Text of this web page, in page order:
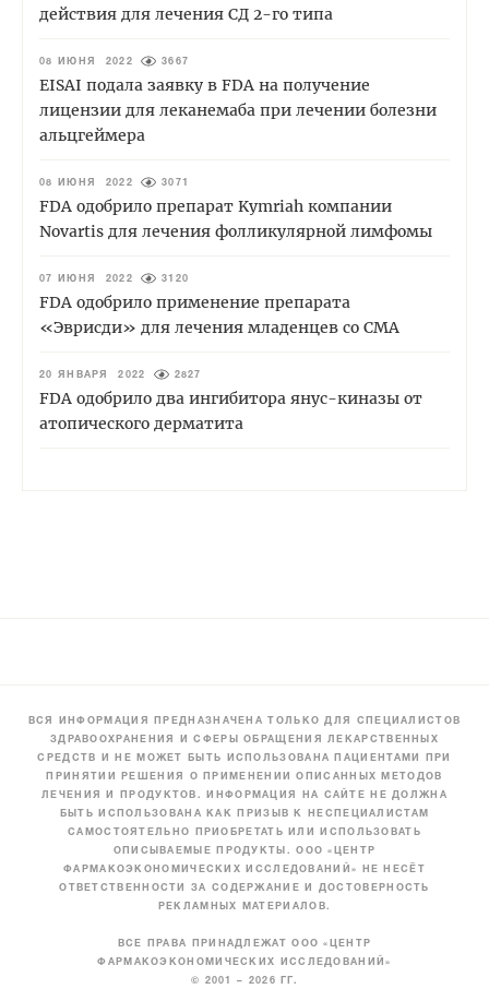
действия для лечения СД 2-го типа
08 ИЮНЯ 2022 3667
EISAI подала заявку в FDA на получение
лицензии для леканемаба при лечении болезни
альцгеймера
08 ИЮНЯ 2022 3071
FDA одобрило препарат Kymriah компании
Novartis для лечения фолликулярной лимфомы
07 ИЮНЯ 2022 3120
FDA одобрило применение препарата
«Эврисди» для лечения младенцев со СМА
20 ЯНВАРЯ 2022 2827
FDA одобрило два ингибитора янус-киназы от
атопического дерматита
ВСЯ ИНФОРМАЦИЯ ПРЕДНАЗНАЧЕНА ТОЛЬКО ДЛЯ СПЕЦИАЛИСТОВ
ЗДРАВООХРАНЕНИЯ И СФЕРЫ ОБРАЩЕНИЯ ЛЕКАРСТВЕННЫХ
СРЕДСТВ И НЕ МОЖЕТ БЫТЬ ИСПОЛЬЗОВАНА ПАЦИЕНТАМИ ПРИ
ПРИНЯТИИ РЕШЕНИЯ О ПРИМЕНЕНИИ ОПИСАННЫХ МЕТОДОВ
ЛЕЧЕНИЯ И ПРОДУКТОВ. ИНФОРМАЦИЯ НА САЙТЕ НЕ ДОЛЖНА
БЫТЬ ИСПОЛЬЗОВАНА КАК ПРИЗЫВ К НЕСПЕЦИАЛИСТАМ
САМОСТОЯТЕЛЬНО ПРИОБРЕТАТЬ ИЛИ ИСПОЛЬЗОВАТЬ
ОПИСЫВАЕМЫЕ ПРОДУКТЫ. ООО «ЦЕНТР
ФАРМАКОЭКОНОМИЧЕСКИХ ИССЛЕДОВАНИЙ» НЕ НЕСЁТ
ОТВЕТСТВЕННОСТИ ЗА СОДЕРЖАНИЕ И ДОСТОВЕРНОСТЬ
РЕКЛАМНЫХ МАТЕРИАЛОВ.
ВСЕ ПРАВА ПРИНАДЛЕЖАТ ООО «ЦЕНТР
ФАРМАКОЭКОНОМИЧЕСКИХ ИССЛЕДОВАНИЙ»
© 2001 – 2026 ГГ.